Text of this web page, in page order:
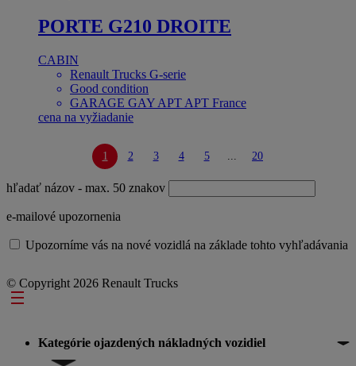
PORTE G210 DROITE
CABIN
Renault Trucks G-serie
Good condition
GARAGE GAY APT APT France
cena na vyžiadanie
1 2 3 4 5 20
hľadať názov - max. 50 znakov
e-mailové upozornenia
Upozorníme vás na nové vozidlá na základe tohto vyhľadávania
© Copyright 2026 Renault Trucks
Footer
Kategórie ojazdených nákladných vozidiel